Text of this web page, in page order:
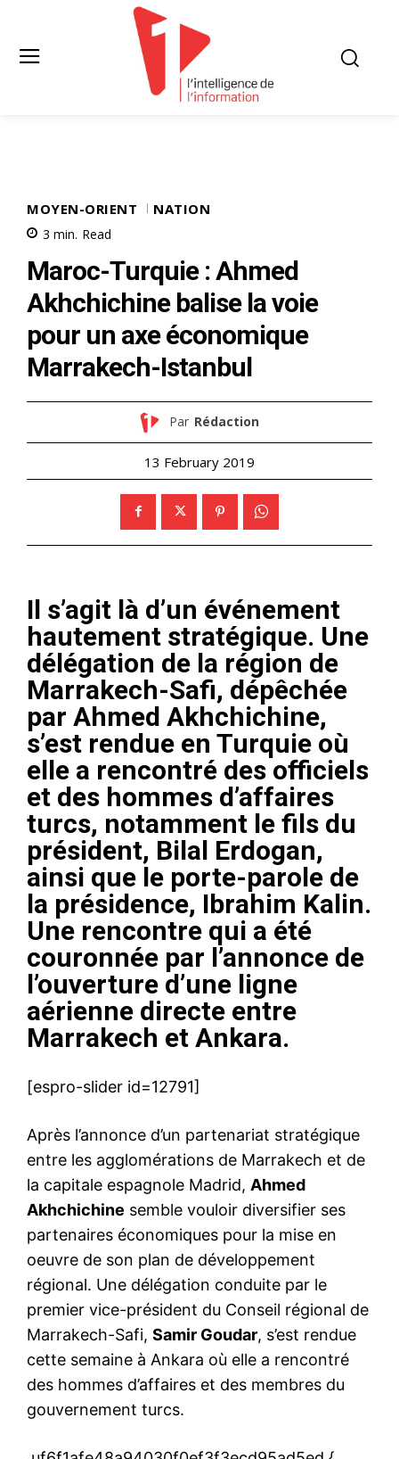
MOYEN-ORIENT NATION
3 min. Read
Maroc-Turquie : Ahmed
Akhchichine balise la voie
pour un axe économique
Marrakech-Istanbul
Par Rédaction
13 February 2019
Il s’agit là d’un événement
hautement stratégique. Une
délégation de la région de
Marrakech-Safi, dépêchée
par Ahmed Akhchichine,
s’est rendue en Turquie où
elle a rencontré des officiels
et des hommes d’affaires
turcs, notamment le fils du
président, Bilal Erdogan,
ainsi que le porte-parole de
la présidence, Ibrahim Kalin.
Une rencontre qui a été
couronnée par l’annonce de
l’ouverture d’une ligne
aérienne directe entre
Marrakech et Ankara.
[espro-slider id=12791]
Après l’annonce d’un partenariat stratégique
entre les agglomérations de Marrakech et de
la capitale espagnole Madrid, Ahmed
Akhchichine semble vouloir diversifier ses
partenaires économiques pour la mise en
oeuvre de son plan de développement
régional. Une délégation conduite par le
premier vice-président du Conseil régional de
Marrakech-Safi, Samir Goudar, s’est rendue
cette semaine à Ankara où elle a rencontré
des hommes d’affaires et des membres du
gouvernement turcs.